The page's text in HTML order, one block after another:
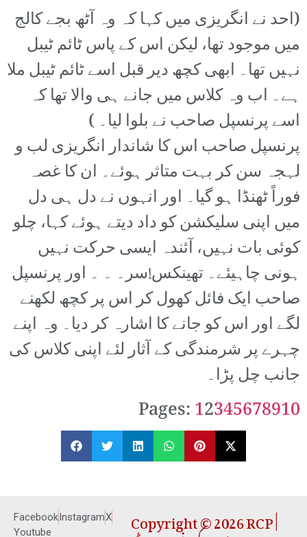
(احد نے انگریزی میں کہا کہ وہ آٹھ بجے کالج
میں موجود تھا، لیکن اس کے پاس ٹائم ٹیبل
نہیں تھا۔ ابھی کچھ دیر قبل اسے ٹائم ٹیبل ملا
ہے۔ اب وہ کلاس میں جانے ہی والا تھا کہ
اسے پرنسپل صاحب نے بلوا لیا۔ )
پرنسپل صاحب اس کا شاندار انگریزی لب و
لہجہ سن کر بہت متاثر ہوئے۔ ان کا غصہ
فوراً ٹھنڈا ہو گیا۔ اور انہوں نے دل ہی دل
میں اپنی سلیکشن کو داد دیتے ہوئے کہا، چلو
کوئی بات نہیں، آئندہ ایسی حرکت نہیں
ہونی چاہیئے۔ تھینکس!سر۔ ۔ ۔ اور پرنسپل
صاحب ایک فائل کھول کر اس پر کچھ لکھنے
لگے اور اس کو جانے کا اشارہ کر دیا۔ وہ اپنے
چہرے پر شرمندگی کے آثار لئے اپنی کلاس کی
جانب چل پڑا۔
Pages:12345678910
FacebookInstagramX
Youtube
Copyright © 2026 RCP |